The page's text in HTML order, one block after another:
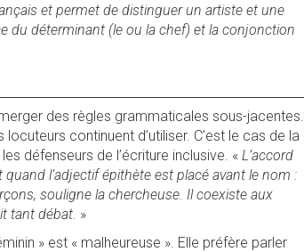
et permet de distinguer un artiste et une
du déterminant (le ou la chef) et la conjonction
des règles grammaticales sous-jacentes.
continuent d’utiliser. C’est le cas de la
défenseurs de l’écriture inclusive. «L’accord
l’adjectif épithète est placé avant le nom :
souligne la chercheuse. Il coexiste aux
tant débat. »
» est « malheureuse ». Elle préfère parler